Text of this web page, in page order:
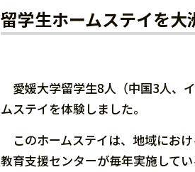
留学生ホームステイを大
愛媛大学留学生8人（中国3人、
ムステイを体験しました。
このホームステイは、地域にお
教育支援センターが毎年実施して